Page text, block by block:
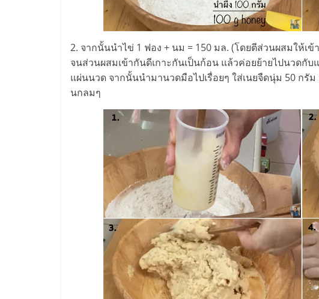
ไชส์
แฟ
รน
ไชส์
ขาย
หน้า
บ้าน
ลงทุน
2. จากนั้นนำไข่ 1 ฟอง + นม = 150 มล. (โดยตีส่วนผสมให้เ
จนส่วนผสมเข้ากันดีเกาะกันเป็นก้อน แล้วค่อยย้ายไปนวดกั
แผ่นนวด จากนั้นนำมานวดมือไปเรื่อยๆ ใส่เนยจืดนุ่ม 50 กรั
นกลมๆ